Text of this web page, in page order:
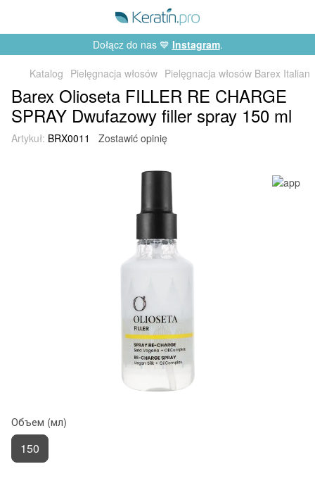
Dołącz do nas 💙 Instagram.
Katalog Pielęgnacja włosów Pielęgnacja włosów Barex Italian
Barex Olioseta FILLER RE CHARGE
SPRAY Dwufazowy filler spray 150 ml
Artykuł: BRX0011 Zostawić opinię
Объем (мл)
150